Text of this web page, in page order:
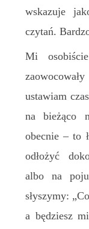
wskazuje
czytań.
Mi
ustawiam
na bieżąco
obecnie – to
odłożyć
albo na
słyszymy:
a będziesz